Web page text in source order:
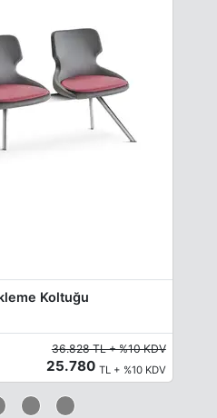
Koltuğu
36.828 TL + %10 KDV
25.780 TL + %10 KDV